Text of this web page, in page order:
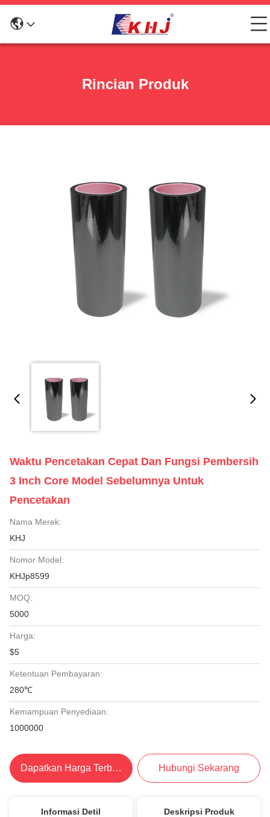
Rincian Produk
Waktu Pencetakan Cepat Dan Fungsi Pembersih
3 Inch Core Model Sebelumnya Untuk
Pencetakan
Nama Merek:
KHJ
Nomor Model:
KHJp8599
MOQ:
5000
Harga:
$5
Ketentuan Pembayaran:
280℃
Kemampuan Penyediaan:
1000000
Dapatkan Harga Terbaik Hubungi Sekarang
Informasi Detil Deskripsi Produk